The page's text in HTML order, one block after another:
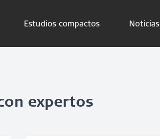
Estudios compactos Noticias
expertos